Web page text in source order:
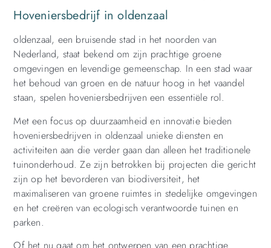
Hoveniersbedrijf in oldenzaal
oldenzaal, een bruisende stad in het noorden van
Nederland, staat bekend om zijn prachtige groene
omgevingen en levendige gemeenschap. In een stad waar
het behoud van groen en de natuur hoog in het vaandel
staan, spelen hoveniersbedrijven een essentiële rol.
Met een focus op duurzaamheid en innovatie bieden
hoveniersbedrijven in oldenzaal unieke diensten en
activiteiten aan die verder gaan dan alleen het traditionele
tuinonderhoud. Ze zijn betrokken bij projecten die gericht
zijn op het bevorderen van biodiversiteit, het
maximaliseren van groene ruimtes in stedelijke omgevingen
en het creëren van ecologisch verantwoorde tuinen en
parken.